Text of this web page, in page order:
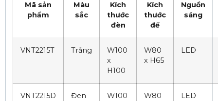
Mã sản
phẩm
Màu
sắc
Kích
thước
đèn
Kích
thước
đế
Nguồn
sáng
VNT2215T Trắng
W100
x
H100
W80
x H65
LED
VNT2215D Đen
W100
W80
LED